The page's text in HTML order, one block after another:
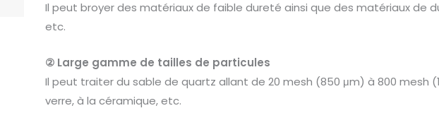
Il peut broyer des matériaux de faible dureté ainsi que des matériaux de
etc.
② Large gamme de tailles de particules
Il peut traiter du sable de quartz allant de 20 mesh (850 μm) à 800 mesh
verre, à la céramique, etc.